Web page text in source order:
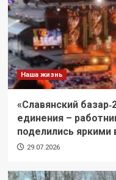
Наша жизнь
«Славянский
единения –
поделились яркими
29.07.2026